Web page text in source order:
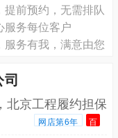
前预约，无需排队
服务每位客户
务有我，满意由您
北京工程履约担保
网店第6年 百